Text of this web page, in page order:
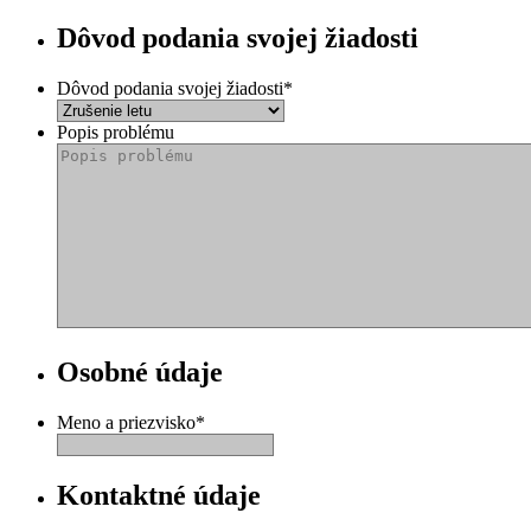
Dôvod podania svojej žiadosti
Dôvod podania svojej žiadosti*
Popis problému
Osobné údaje
Meno a priezvisko*
Kontaktné údaje